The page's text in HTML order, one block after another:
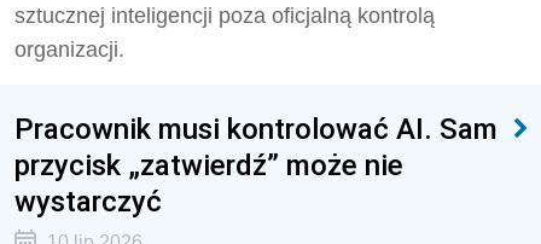
sztucznej inteligencji poza oficjalną kontrolą
organizacji.
Pracownik musi kontrolować AI. Sam
przycisk „zatwierdź” może nie
wystarczyć